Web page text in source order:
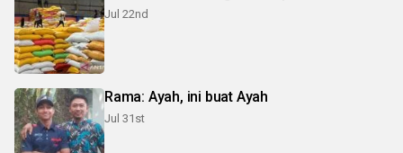
Jul 22nd
Rama: Ayah, ini buat Ayah
Jul 31st